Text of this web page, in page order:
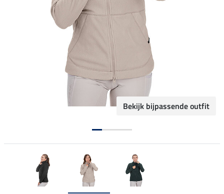
Bekijk bijpassende outfit